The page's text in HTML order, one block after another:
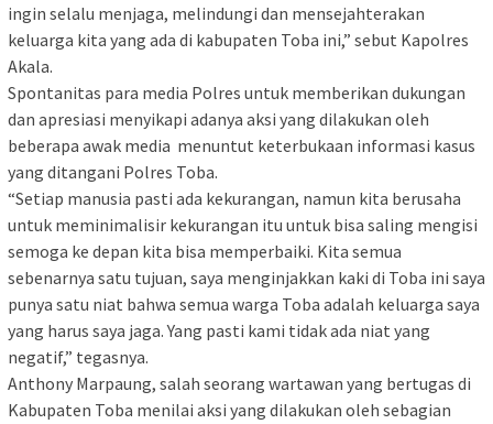
ingin selalu menjaga, melindungi dan mensejahterakan
keluarga kita yang ada di kabupaten Toba ini,” sebut Kapolres
Akala.
Spontanitas para media Polres untuk memberikan dukungan
dan apresiasi menyikapi adanya aksi yang dilakukan oleh
beberapa awak media menuntut keterbukaan informasi kasus
yang ditangani Polres Toba.
“Setiap manusia pasti ada kekurangan, namun kita berusaha
untuk meminimalisir kekurangan itu untuk bisa saling mengisi
semoga ke depan kita bisa memperbaiki. Kita semua
sebenarnya satu tujuan, saya menginjakkan kaki di Toba ini saya
punya satu niat bahwa semua warga Toba adalah keluarga saya
yang harus saya jaga. Yang pasti kami tidak ada niat yang
negatif,” tegasnya.
Anthony Marpaung, salah seorang wartawan yang bertugas di
Kabupaten Toba menilai aksi yang dilakukan oleh sebagian